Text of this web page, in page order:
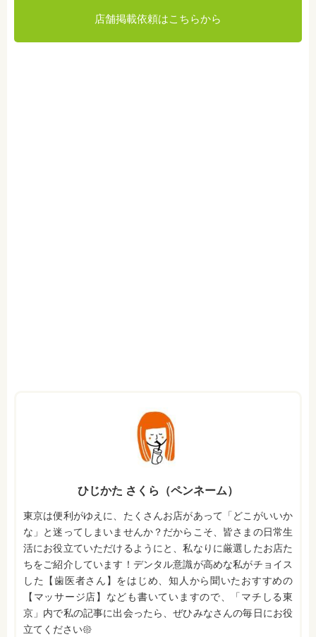
店舗掲載依頼はこちらから
ひじかた さくら（ペンネーム）
東京は便利がゆえに、たくさんお店があって「どこがいいか
な」と迷ってしまいませんか？だからこそ、皆さまの日常生
活にお役立ていただけるようにと、私なりに厳選したお店た
ちをご紹介しています！デンタル意識が高めな私がチョイス
した【歯医者さん】をはじめ、知人から聞いたおすすめの
【マッサージ店】なども書いていますので、「マチしる東
京」内で私の記事に出会ったら、ぜひみなさんの毎日にお役
立てください𑁍